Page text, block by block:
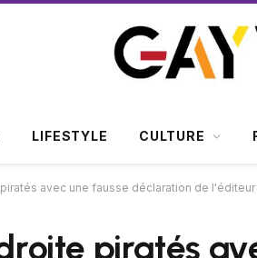
LIFESTYLE CULTURE
avec une fausse déclaration de l'éditeur
piratés